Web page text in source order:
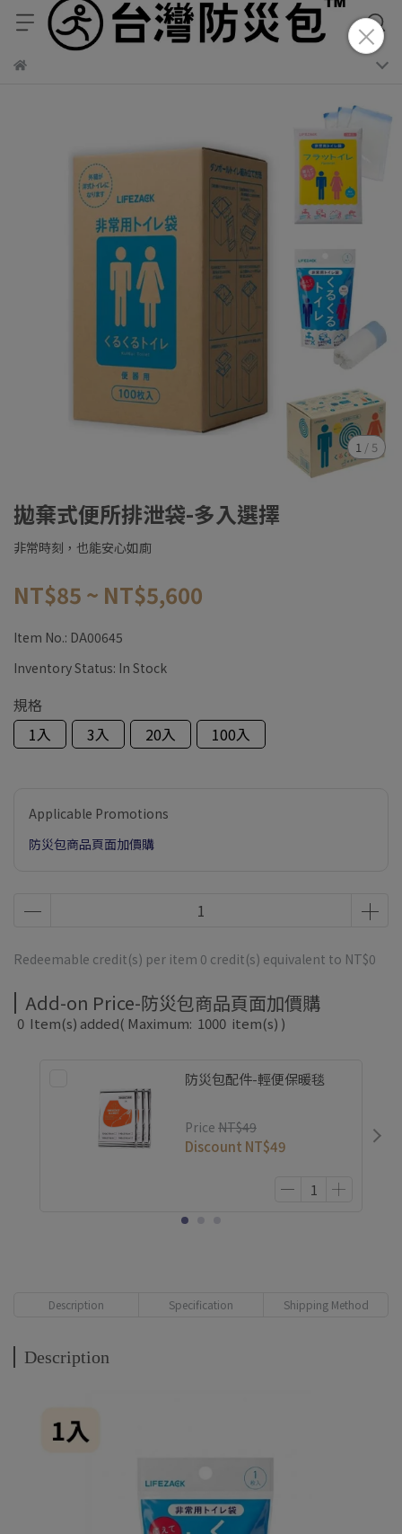
1 / 5
拋棄式便所排泄袋-多入選擇
非常時刻，也能安心如廁
NT$85 ~ NT$5,600
Item No.: DA00645
Inventory Status: In Stock
規格
1入
3入 20入 100入
Applicable Promotions
防災包商品頁面加價購
Redeemable credit(s) per item 0 credit(s) equivalent to NT$0
Add-on Price-防災包商品頁面加價購
0 Item(s) added( Maximum: 1000 item(s) )
防災包配件-輕便保暖毯
Price NT$49
Discount NT$49
Description Specification Shipping Method
Description